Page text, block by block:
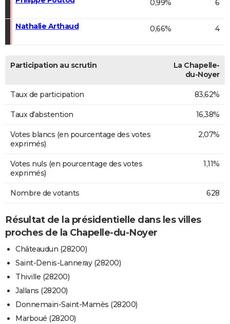
0,99% 6
Nathalie Arthaud 0,66% 4
Participation au scrutin
La Chapelle-
du-Noyer
Taux de participation 83,62%
Taux d'abstention 16,38%
Votes blancs (en pourcentage des votes
exprimés)
2,07%
Votes nuls (en pourcentage des votes
exprimés)
1,11%
Nombre de votants 628
Résultat de la présidentielle dans les villes
proches de la Chapelle-du-Noyer
Châteaudun (28200)
Saint-Denis-Lanneray (28200)
Thiville (28200)
Jallans (28200)
Donnemain-Saint-Mamès (28200)
Marboué (28200)